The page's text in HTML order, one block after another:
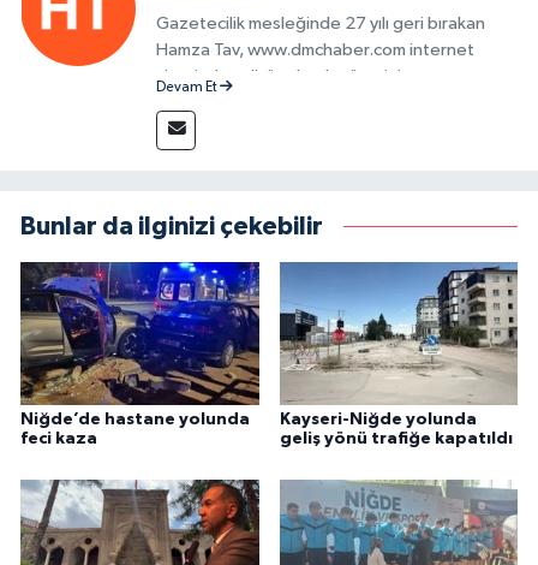
Gazetecilik mesleğinde 27 yılı geri bırakan
Hamza Tav, www.dmchaber.com internet
sitesinde editör olarak görevini
Devam Et
Bunlar da ilginizi çekebilir
Niğde’de hastane yolunda
feci kaza
Kayseri-Niğde yolunda
geliş yönü trafiğe kapatıldı